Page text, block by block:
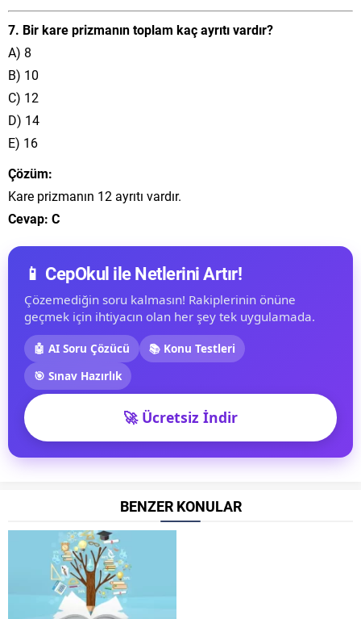
7. Bir kare prizmanın toplam kaç ayrıtı vardır?
A) 8
B) 10
C) 12
D) 14
E) 16
Çözüm:
Kare prizmanın 12 ayrıtı vardır.
Cevap: C
📱 CepOkul ile Netlerini Artır!
Çözemediğin soru kalmasın! Rakiplerinin önüne
geçmek için ihtiyacın olan her şey tek uygulamada.
🤖 AI Soru Çözücü
📚 Konu Testleri
🎯 Sınav Hazırlık
🚀 Ücretsiz İndir
BENZER KONULAR